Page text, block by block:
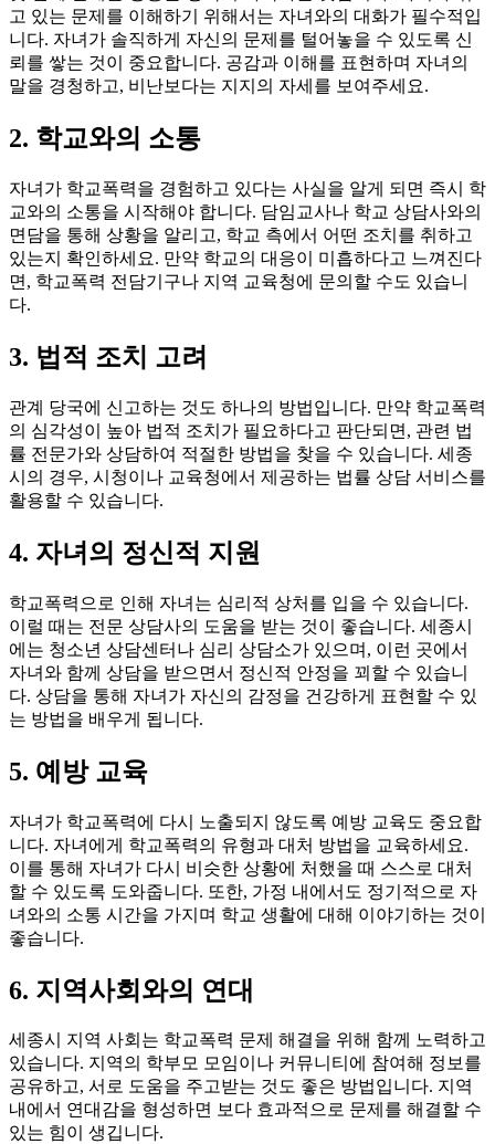
고 있는 문제를 이해하기 위해서는 자녀와의 대화가 필수적입
니다. 자녀가 솔직하게 자신의 문제를 털어놓을 수 있도록 신
뢰를 쌓는 것이 중요합니다. 공감과 이해를 표현하며 자녀의
말을 경청하고, 비난보다는 지지의 자세를 보여주세요.
2. 학교와의 소통
자녀가 학교폭력을 경험하고 있다는 사실을 알게 되면 즉시 학
교와의 소통을 시작해야 합니다. 담임교사나 학교 상담사와의
면담을 통해 상황을 알리고, 학교 측에서 어떤 조치를 취하고
있는지 확인하세요. 만약 학교의 대응이 미흡하다고 느껴진다
면, 학교폭력 전담기구나 지역 교육청에 문의할 수도 있습니
다.
3. 법적 조치 고려
관계 당국에 신고하는 것도 하나의 방법입니다. 만약 학교폭력
의 심각성이 높아 법적 조치가 필요하다고 판단되면, 관련 법
률 전문가와 상담하여 적절한 방법을 찾을 수 있습니다. 세종
시의 경우, 시청이나 교육청에서 제공하는 법률 상담 서비스를
활용할 수 있습니다.
4. 자녀의 정신적 지원
학교폭력으로 인해 자녀는 심리적 상처를 입을 수 있습니다.
이럴 때는 전문 상담사의 도움을 받는 것이 좋습니다. 세종시
에는 청소년 상담센터나 심리 상담소가 있으며, 이런 곳에서
자녀와 함께 상담을 받으면서 정신적 안정을 꾀할 수 있습니
다. 상담을 통해 자녀가 자신의 감정을 건강하게 표현할 수 있
는 방법을 배우게 됩니다.
5. 예방 교육
자녀가 학교폭력에 다시 노출되지 않도록 예방 교육도 중요합
니다. 자녀에게 학교폭력의 유형과 대처 방법을 교육하세요.
이를 통해 자녀가 다시 비슷한 상황에 처했을 때 스스로 대처
할 수 있도록 도와줍니다. 또한, 가정 내에서도 정기적으로 자
녀와의 소통 시간을 가지며 학교 생활에 대해 이야기하는 것이
좋습니다.
6. 지역사회와의 연대
세종시 지역 사회는 학교폭력 문제 해결을 위해 함께 노력하고
있습니다. 지역의 학부모 모임이나 커뮤니티에 참여해 정보를
공유하고, 서로 도움을 주고받는 것도 좋은 방법입니다. 지역
내에서 연대감을 형성하면 보다 효과적으로 문제를 해결할 수
있는 힘이 생깁니다.